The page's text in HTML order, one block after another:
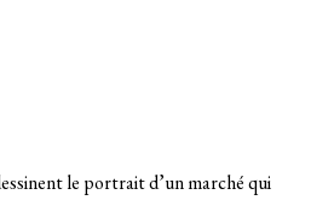
le portrait d’un marché qui